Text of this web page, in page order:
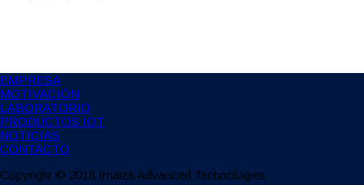
EMPRESA
MOTIVACIÓN
LABORATORIO
PRODUCTOS IOT
NOTICIAS
CONTACTO
Copyright © 2018 Imatek Advanced Technologies